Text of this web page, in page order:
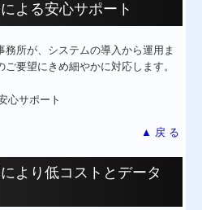
よる安心サポート
所が、システムの導入から運用ま
要望にきめ細やかに対応します。
▲ 戻 る
より低コストとデータ